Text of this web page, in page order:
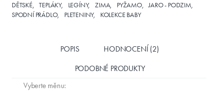
DĚTSKÉ TEPLÁKY LEGÍNY ZIMA PYŽAMO
JARO - PODZIM
SPODNÍ PRÁDLO
PLETENINY KOLEKCE BABY
POPIS HODNOCENÍ (2)
PODOBNÉ PRODUKTY
Vyberte měnu: